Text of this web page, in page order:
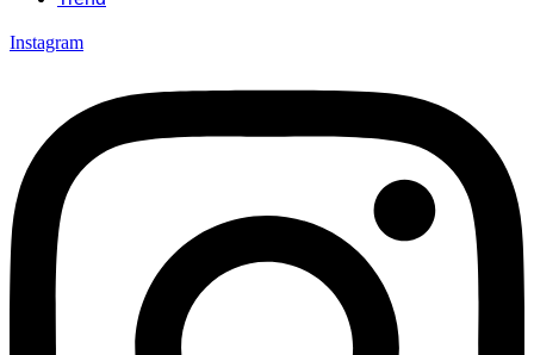
Instagram